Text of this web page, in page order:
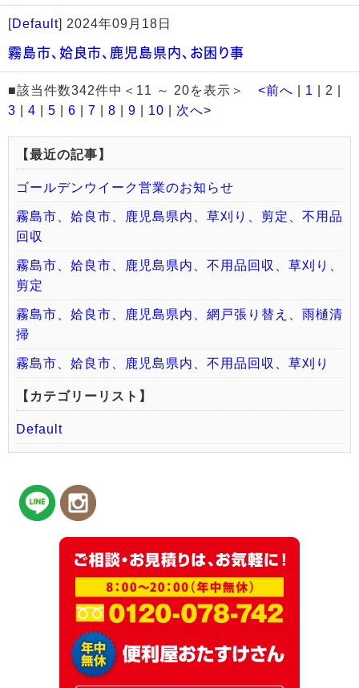
[Default] 2024年09月18日
霧島市、姶良市、鹿児島県内、お困り事
■該当件数342件中＜11 ～ 20を表示＞ <前へ 1
| 2 |
3
4 5 6 7 8 9 10 次へ>
【最近の記事】
ゴールデンウイーク営業のお知らせ
霧島市、姶良市、鹿児島県内、草刈り、剪定、不用品
回収
霧島市、姶良市、鹿児島県内、不用品回収、草刈り、
剪定
霧島市、姶良市、鹿児島県内、網戸張り替え、雨樋清
掃
霧島市、姶良市、鹿児島県内、不用品回収、草刈り
【カテゴリーリスト】
Default